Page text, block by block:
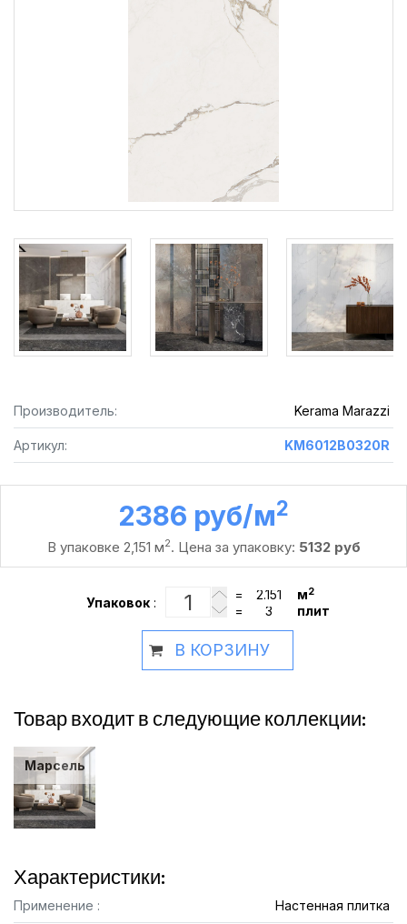
Производитель: Kerama Marazzi
Артикул: KM6012B0320R
2386 руб /м2
В упаковке 2,151 м2. Цена за упаковку: 5132 руб
Упаковок :
= м2
= плит
В КОРЗИНУ
Товар входит в следующие коллекции:
Марсель
Характеристики:
Применение : Настенная плитка